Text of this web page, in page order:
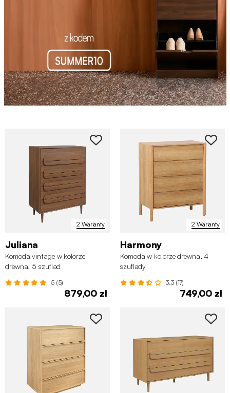
2 Warianty
Juliana
Komoda vintage w kolorze
drewna, 5 szuflad
5 (5)
879,00 zł
2 Warianty
Harmony
Komoda w kolorze drewna, 4
szuflady
3.3 (17)
749,00 zł